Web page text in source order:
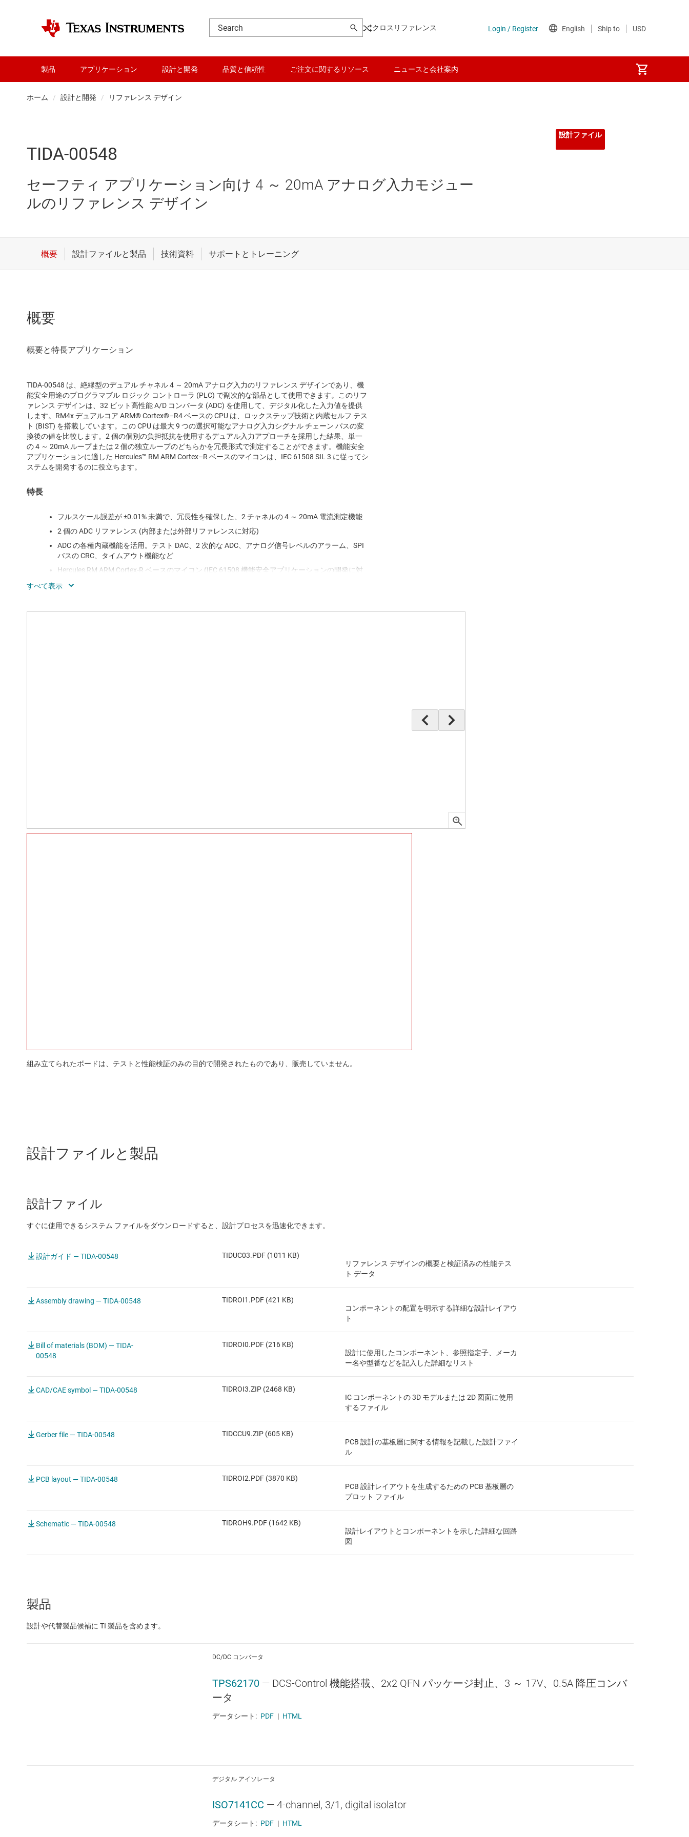
クロスリファレンス
製品 アプリケーション 設計と開発 品質と信頼性 ご注文に関するリソース ニュースと会社案内
ホーム 設計と開発 リファレンス デザイン
TIDA-00548
セーフティ アプリケーション向け 4 ～ 20mA アナログ入力モジュー
ルのリファレンス デザイン
設計ファイル
概要
TIDA-00548 は、絶縁型のデュアル チャネル 4 ～ 20mA アナログ入力のリファレンス デザインであり、機
能安全用途のプログラマブル ロジック コントローラ (PLC) で副次的な部品として使用できます。このリフ
ァレンス デザインは、32 ビット高性能 A/D コンバータ (ADC) を使用して、デジタル化した入力値を提供
します。RM4x デュアルコア ARM® Cortex®–R4 ベースの CPU は、ロックステップ技術と内蔵セルフ テス
ト (BIST) を搭載しています。この CPU は最大 9 つの選択可能なアナログ入力シグナル チェーン パスの変
換後の値を比較します。2 個の個別の負担抵抗を使用するデュアル入力アプローチを採用した結果、単一
の 4 ～ 20mA ループまたは 2 個の独立ループのどちらかを冗長形式で測定することができます。機能安全
アプリケーションに適した Hercules™ RM ARM Cortex–R ベースのマイコンは、IEC 61508 SIL 3 に従ってシ
ステムを開発するのに役立ちます。
特長
フルスケール誤差が ±0.01% 未満で、冗長性を確保した、2 チャネルの 4 ～ 20mA 電流測定機能
2 個の ADC リファレンス (内部または外部リファレンスに対応)
ADC の各種内蔵機能を活用。テスト DAC、2 次的な ADC、アナログ信号レベルのアラーム、SPI
バスの CRC、タイムアウト機能など
Hercules RM ARM Cortex-R ベースのマイコン (IEC 61508 機能安全アプリケーションの開発に対
組み立てられたボードは、テストと性能検証のみの目的で開発されたものであり、販売していません。
設計ファイルと製品
設計ファイル
すぐに使用できるシステム ファイルをダウンロードすると、設計プロセスを迅速化できます。
設計ガイド — TIDA-00548
TIDUC03.PDF (1011 KB)
リファレンス デザインの概要と検証済みの性能テス
ト データ
Assembly drawing — TIDA-00548
TIDROI1.PDF (421 KB)
コンポーネントの配置を明示する詳細な設計レイアウ
ト
Bill of materials (BOM) — TIDA-
00548
TIDROI0.PDF (216 KB)
設計に使用したコンポーネント、参照指定子、メーカ
ー名や型番などを記入した詳細なリスト
CAD/CAE symbol — TIDA-00548
TIDROI3.ZIP (2468 KB)
IC コンポーネントの 3D モデルまたは 2D 図面に使用
するファイル
Gerber file — TIDA-00548
TIDCCU9.ZIP (605 KB)
PCB 設計の基板層に関する情報を記載した設計ファイ
ル
PCB layout — TIDA-00548
TIDROI2.PDF (3870 KB)
PCB 設計レイアウトを生成するための PCB 基板層の
プロット ファイル
Schematic — TIDA-00548
TIDROH9.PDF (1642 KB)
設計レイアウトとコンポーネントを示した詳細な回路
図
製品
設計や代替製品候補に TI 製品を含めます。
DC/DC コンバータ
TPS62170 — DCS-Control 機能搭載、2x2 QFN パッケージ封止、3 ～ 17V、0.5A 降圧コンバ
ータ
データシート: PDF | HTML
デジタル アイソレータ
ISO7141CC — 4-channel, 3/1, digital isolator
データシート: PDF | HTML